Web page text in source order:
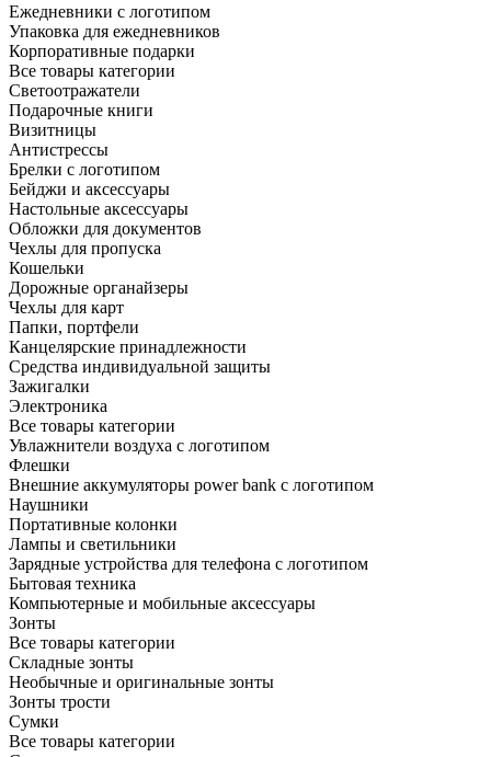
Ежедневники с логотипом
Упаковка для ежедневников
Корпоративные подарки
Все товары категории
Светоотражатели
Подарочные книги
Визитницы
Антистрессы
Брелки с логотипом
Бейджи и аксессуары
Настольные аксессуары
Обложки для документов
Чехлы для пропуска
Кошельки
Дорожные органайзеры
Чехлы для карт
Папки, портфели
Канцелярские принадлежности
Средства индивидуальной защиты
Зажигалки
Электроника
Все товары категории
Увлажнители воздуха с логотипом
Флешки
Внешние аккумуляторы power bank с логотипом
Наушники
Портативные колонки
Лампы и светильники
Зарядные устройства для телефона с логотипом
Бытовая техника
Компьютерные и мобильные аксессуары
Зонты
Все товары категории
Складные зонты
Необычные и оригинальные зонты
Зонты трости
Сумки
Все товары категории